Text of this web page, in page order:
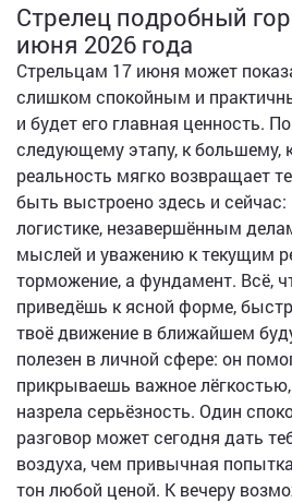
Стрелец подробный
июня 2026 года
Стрельцам 17 июня может
слишком спокойным и
и будет его главная ценность.
следующему этапу, к большему,
реальность мягко возвращает
быть выстроено здесь и
логистике, незавершённым
мыслей и уважению к текущим
торможение, а фундамент. Всё,
приведёшь к ясной форме,
твоё движение в ближайшем
полезен в личной сфере: он
прикрываешь важное
назрела серьёзность. Один
разговор может сегодня дать
воздуха, чем привычная
тон любой ценой. К вечеру